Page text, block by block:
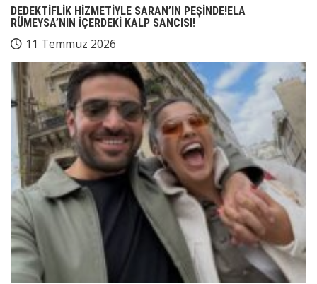
DEDEKTİFLİK HİZMETİYLE SARAN’IN PEŞİNDE!ELA
RÜMEYSA’NIN İÇERDEKİ KALP SANCISI!
11 Temmuz 2026